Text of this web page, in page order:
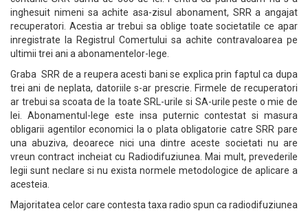
inghesuit nimeni sa achite asa-zisul abonament, SRR a angajat
recuperatori. Acestia ar trebui sa oblige toate societatile ce apar
inregistrate la Registrul Comertului sa achite contravaloarea pe
ultimii trei ani a abonamentelor-lege.
Graba SRR de a reupera acesti bani se explica prin faptul ca dupa
trei ani de neplata, datoriile s-ar prescrie. Firmele de recuperatori
ar trebui sa scoata de la toate SRL-urile si SA-urile peste o mie de
lei. Abonamentul-lege este insa puternic contestat si masura
obligarii agentilor economici la o plata obligatorie catre SRR pare
una abuziva, deoarece nici una dintre aceste societati nu are
vreun contract incheiat cu Radiodifuziunea. Mai mult, prevederile
legii sunt neclare si nu exista normele metodologice de aplicare a
acesteia.
Majoritatea celor care contesta taxa radio spun ca radiodifuziunea